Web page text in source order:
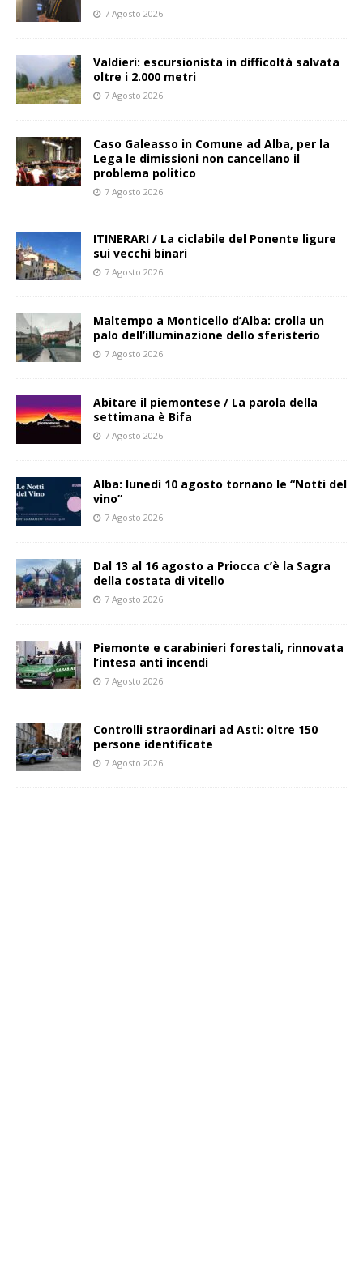
7 Agosto 2026
Valdieri: escursionista in difficoltà salvata
oltre i 2.000 metri
7 Agosto 2026
Caso Galeasso in Comune ad Alba, per la
Lega le dimissioni non cancellano il
problema politico
7 Agosto 2026
ITINERARI / La ciclabile del Ponente ligure
sui vecchi binari
7 Agosto 2026
Maltempo a Monticello d’Alba: crolla un
palo dell’illuminazione dello sferisterio
7 Agosto 2026
Abitare il piemontese / La parola della
settimana è Bifa
7 Agosto 2026
Alba: lunedì 10 agosto tornano le “Notti del
vino”
7 Agosto 2026
Dal 13 al 16 agosto a Priocca c’è la Sagra
della costata di vitello
7 Agosto 2026
Piemonte e carabinieri forestali, rinnovata
l’intesa anti incendi
7 Agosto 2026
Controlli straordinari ad Asti: oltre 150
persone identificate
7 Agosto 2026